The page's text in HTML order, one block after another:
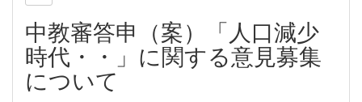
中教審答申（案）「人口減少
時代・・」に関する意見募集
について